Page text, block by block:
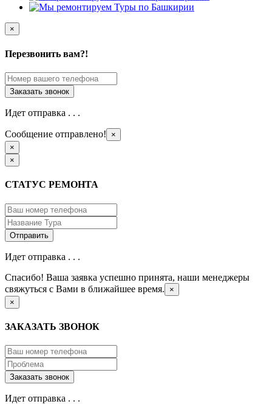
×
Перезвонить вам?!
Идет отправка . . .
Сообщение отправлено!
×
×
×
СТАТУС РЕМОНТА
Идет отправка . . .
Спасибо! Ваша заявка успешно принята, наши менеджеры
свяжуться с Вами в ближайшее время.
×
×
ЗАКАЗАТЬ ЗВОНОК
Идет отправка . . .